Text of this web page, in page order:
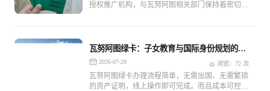
授权推广机构，与瓦努阿图相关部门保持着密切的
瓦努阿图绿卡：子女教育与国际身份规划的双
重助力
2026-07-29 浏览：72 次
瓦努阿图绿卡办理流程简单，无需出国、无需繁琐
的资产证明，线上操作即可完成。而且成本可控，